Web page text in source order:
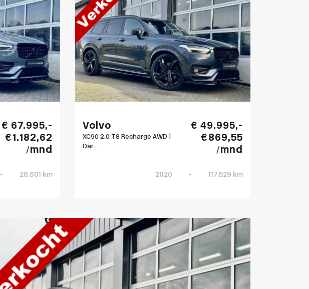
€ 67.995,-
€ 1.182,62
/mnd
- 28.601 km
Volvo
XC90 2.0 T8 Recharge AWD |
Dar...
€ 49.995,-
€ 869,55
/mnd
2020 - 117.529 km